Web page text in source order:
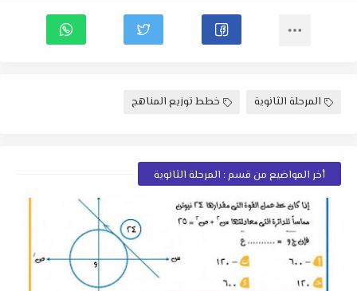
المرحلة الثانوية خطط توزيع المناهج
أخر المواضيع من قسم : المرحلة الثانوية